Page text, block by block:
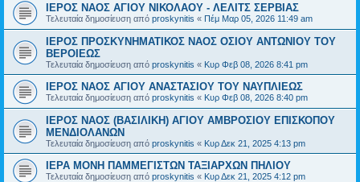
ΙΕΡΟΣ ΝΑΟΣ ΑΓΙΟΥ ΝΙΚΟΛΑΟΥ - ΛΕΛΙΤΣ ΣΕΡΒΙΑΣ
Τελευταία δημοσίευση από proskynitis « Πέμ Μαρ 05, 2026 11:49 am
ΙΕΡΟΣ ΠΡΟΣΚΥΝΗΜΑΤΙΚΟΣ ΝΑΟΣ ΟΣΙΟΥ ΑΝΤΩΝΙΟΥ ΤΟΥ
ΒΕΡΟΙΕΩΣ
Τελευταία δημοσίευση από proskynitis « Κυρ Φεβ 08, 2026 8:41 pm
ΙΕΡΟΣ ΝΑΟΣ ΑΓΙΟΥ ΑΝΑΣΤΑΣΙΟΥ ΤΟΥ ΝΑΥΠΛΙΕΩΣ
Τελευταία δημοσίευση από proskynitis « Κυρ Φεβ 08, 2026 8:40 pm
ΙΕΡΟΣ ΝΑΟΣ (ΒΑΣΙΛΙΚΗ) ΑΓΙΟΥ ΑΜΒΡΟΣΙΟΥ ΕΠΙΣΚΟΠΟΥ
ΜΕΝΔΙΟΛΑΝΩΝ
Τελευταία δημοσίευση από proskynitis « Κυρ Δεκ 21, 2025 4:13 pm
ΙΕΡΑ ΜΟΝΗ ΠΑΜΜΕΓΙΣΤΩΝ ΤΑΞΙΑΡΧΩΝ ΠΗΛΙΟΥ
Τελευταία δημοσίευση από proskynitis « Κυρ Δεκ 21, 2025 4:12 pm